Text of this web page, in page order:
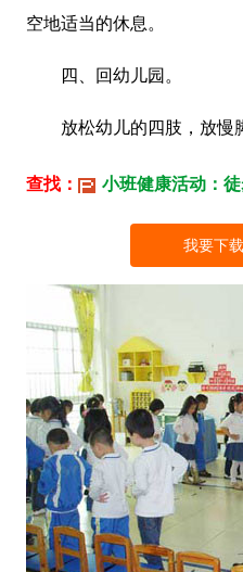
空地适当的休息。
四、回幼儿园。
放松幼儿的四肢，放慢脚
查找： 小班健康活动：
我要下